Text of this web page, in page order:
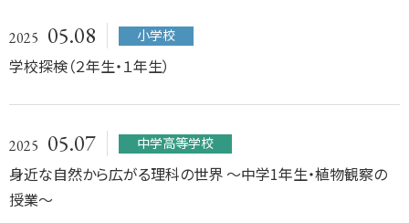
2025 05.08 小学校
学校探検（２年生・１年生）
2025 05.07 中学高等学校
身近な自然から広がる理科の世界 〜中学1年生・植物観察の
授業〜